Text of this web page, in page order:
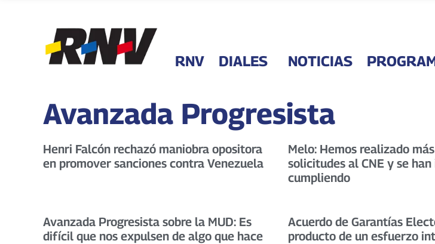
RNV DIALES NOTICIAS
Avanzada Progresista
Henri Falcón rechazó maniobra opositora
en promover sanciones contra Venezuela
Melo: Hemos realizado
solicitudes al CNE y se han
cumpliendo
Avanzada Progresista sobre la MUD: Es
difícil que nos expulsen de algo que hace
Acuerdo de Garantías
producto de un esfuerzo